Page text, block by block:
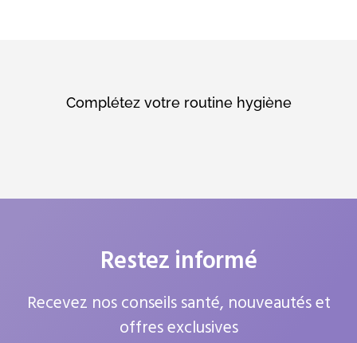
Complétez votre routine hygiène
Restez informé
Recevez nos conseils santé, nouveautés et
offres exclusives